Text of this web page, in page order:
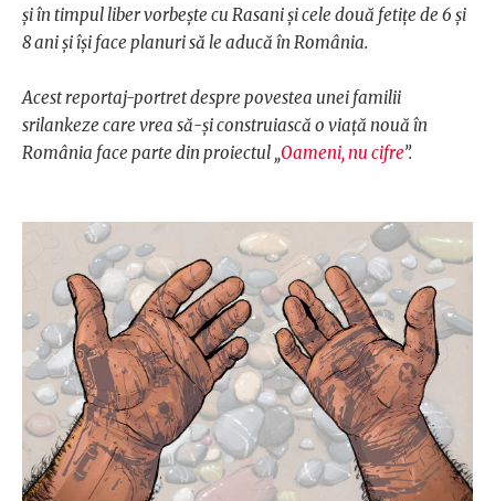
și în timpul liber vorbește cu Rasani și cele două fetițe de 6 și
8 ani și își face planuri să le aducă în România.
Acest reportaj-portret despre povestea unei familii
srilankeze care vrea să-și construiască o viață nouă în
România face parte din proiectul „Oameni, nu cifre”.